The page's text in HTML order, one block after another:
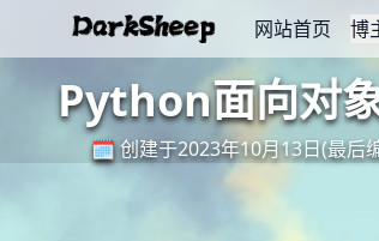
网站首页 博
Python面向对
🗓️ 创建于2023年10月13日(最后